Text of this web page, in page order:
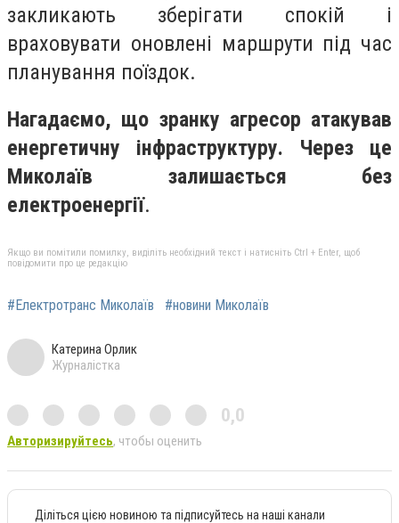
закликають зберігати спокій і
враховувати оновлені маршрути під час
планування поїздок.
Нагадаємо, що зранку агресор атакував
енергетичну інфраструктуру. Через це
Миколаїв залишається без
електроенергії.
Якщо ви помітили помилку, виділіть необхідний текст і натисніть Ctrl + Enter, щоб
повідомити про це редакцію
#Електротранс Миколаїв #новини Миколаїв
Катерина Орлик
Журналістка
0,0
Авторизируйтесь, чтобы оценить
Діліться цією новиною та підписуйтесь на наші канали